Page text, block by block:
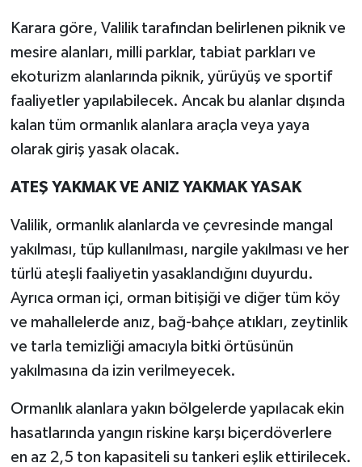
Karara göre, Valilik tarafından belirlenen piknik ve
mesire alanları, milli parklar, tabiat parkları ve
ekoturizm alanlarında piknik, yürüyüş ve sportif
faaliyetler yapılabilecek. Ancak bu alanlar dışında
kalan tüm ormanlık alanlara araçla veya yaya
olarak giriş yasak olacak.
ATEŞ YAKMAK VE ANIZ YAKMAK YASAK
Valilik, ormanlık alanlarda ve çevresinde mangal
yakılması, tüp kullanılması, nargile yakılması ve her
türlü ateşli faaliyetin yasaklandığını duyurdu.
Ayrıca orman içi, orman bitişiği ve diğer tüm köy
ve mahallelerde anız, bağ-bahçe atıkları, zeytinlik
ve tarla temizliği amacıyla bitki örtüsünün
yakılmasına da izin verilmeyecek.
Ormanlık alanlara yakın bölgelerde yapılacak ekin
hasatlarında yangın riskine karşı biçerdöverlere
en az 2,5 ton kapasiteli su tankeri eşlik ettirilecek.